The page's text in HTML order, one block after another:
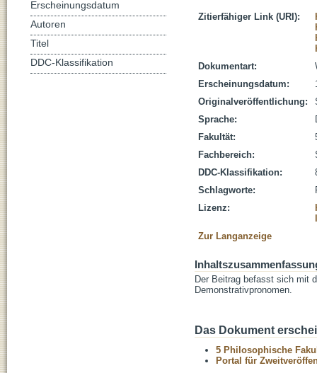
Zitierfähiger Link (URI):
Dokumentart:
Erscheinungsdatum:
Originalveröffentlichung:
Sprache:
Fakultät:
Fachbereich:
DDC-Klassifikation:
Schlagworte:
Lizenz:
Zur Langanzeige
Der Beitrag befasst sich mit
Demonstrativpronomen.
Das Dokument
5 Philosophische
Portal für
Erscheinungsdatum
Autoren
Titel
DDC-Klassifikation